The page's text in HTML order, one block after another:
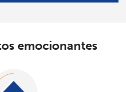
emocionantes